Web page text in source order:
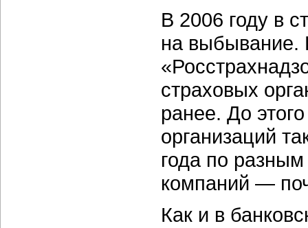
В 2006 году в
на выбывание.
страховых
ранее. До
организаций
года по
компаний —
Как и в